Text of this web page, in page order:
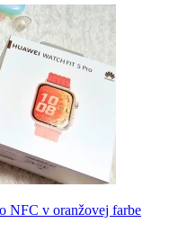
NFC v oranžovej farbe